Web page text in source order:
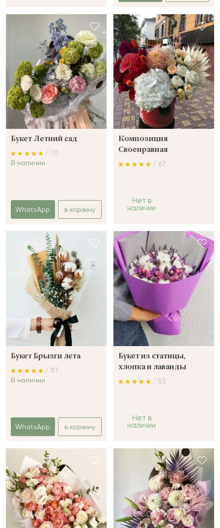
Букет Летний сад
/ 70
В наличии
WhatsApp в корзину
Композиция
Своенравная
/ 87
Нет в
наличии
Букет Брызги лета
/ 87
В наличии
WhatsApp в корзину
Букет из статицы,
хлопка и лаванды
/ 53
Нет в
наличии